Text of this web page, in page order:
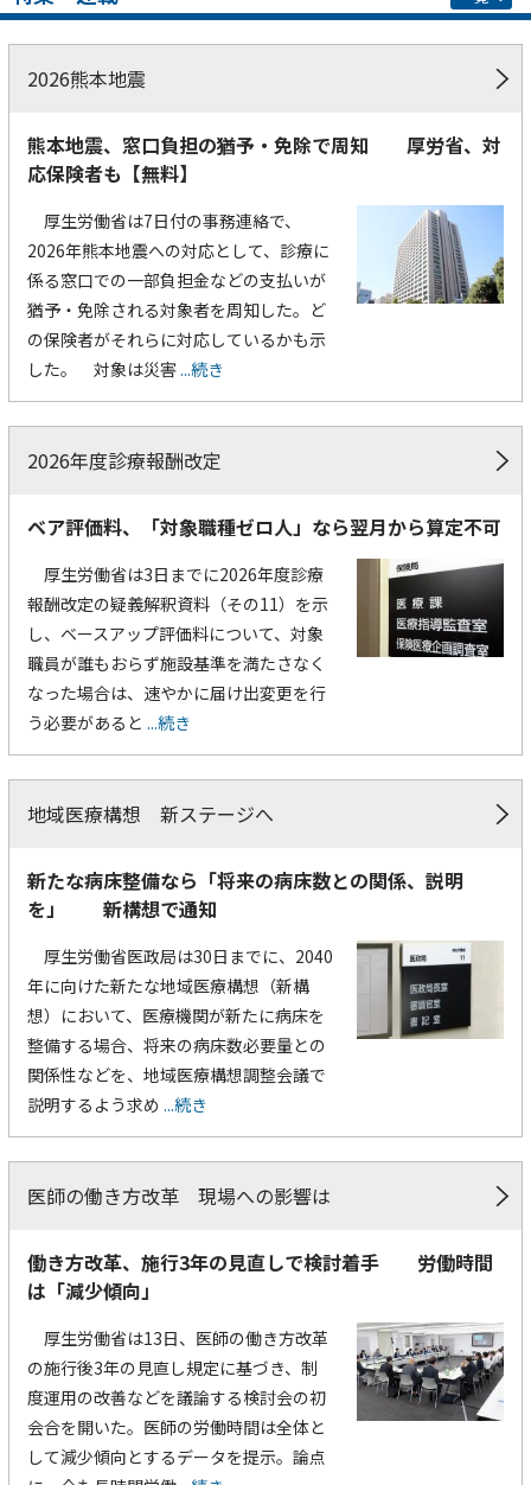
2026熊本地震
熊本地震、窓口負担の猶予・免除で周知 厚労省、対
応保険者も【無料】
厚生労働省は7日付の事務連絡で、
2026年熊本地震への対応として、診療に
係る窓口での一部負担金などの支払いが
猶予・免除される対象者を周知した。ど
の保険者がそれらに対応しているかも示
した。 対象は災害...続き
2026年度診療報酬改定
ベア評価料、「対象職種ゼロ人」なら翌月から算定不可
厚生労働省は3日までに2026年度診療
報酬改定の疑義解釈資料（その11）を示
し、ベースアップ評価料について、対象
職員が誰もおらず施設基準を満たさなく
なった場合は、速やかに届け出変更を行
う必要があると ...続き
地域医療構想 新ステージへ
新たな病床整備なら「将来の病床数との関係、説明
を」 新構想で通知
厚生労働省医政局は30日までに、2040
年に向けた新たな地域医療構想（新構
想）において、医療機関が新たに病床を
整備する場合、将来の病床数必要量との
関係性などを、地域医療構想調整会議で
説明するよう求め ...続き
医師の働き方改革 現場への影響は
働き方改革、施行3年の見直しで検討着手 労働時間
は「減少傾向」
厚生労働省は13日、医師の働き方改革
の施行後3年の見直し規定に基づき、制
度運用の改善などを議論する検討会の初
会合を開いた。医師の労働時間は全体と
して減少傾向とするデータを提示。論点